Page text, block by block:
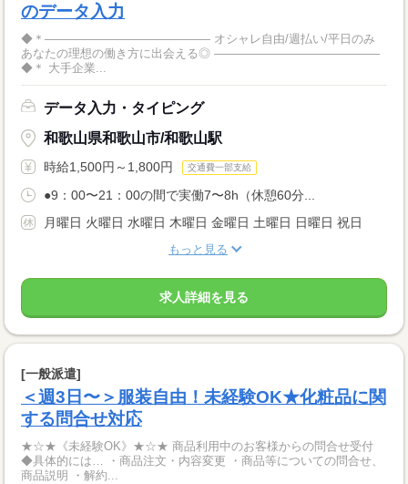
のデータ入力
◆＊―――――――――――――― オシャレ自由/週払い/平日のみ
あなたの理想の働き方に出会える◎ ――――――――――――――
◆＊ 大手企業...
データ入力・タイピング
和歌山県和歌山市/和歌山駅
時給1,500円～1,800円 交通費一部支給
●9：00〜21：00の間で実働7〜8h（休憩60分...
月曜日 火曜日 水曜日 木曜日 金曜日 土曜日 日曜日 祝日
もっと見る
求人詳細を見る
[一般派遣]
＜週3日〜＞服装自由！未経験OK★化粧品に関
する問合せ対応
★☆★《未経験OK》★☆★ 商品利用中のお客様からの問合せ受付
◆具体的には… ・商品注文・内容変更 ・商品等についての問合せ、
商品説明 ・解約...